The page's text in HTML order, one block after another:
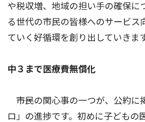
や税収増、地域の担い手の確保に
る世代の市民の皆様へのサービス
ていく好循環を創り出していきま
中３まで医療費無償化
――市民の関心事の一つが、公約
ロ」の進捗です。初めに子どもの